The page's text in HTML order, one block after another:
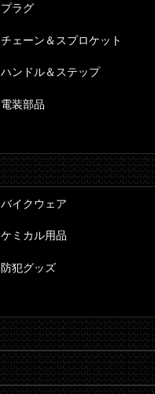
プラグ
チェーン＆スプロケット
ハンドル＆ステップ
電装部品
バイクウェア
ケミカル用品
防犯グッズ